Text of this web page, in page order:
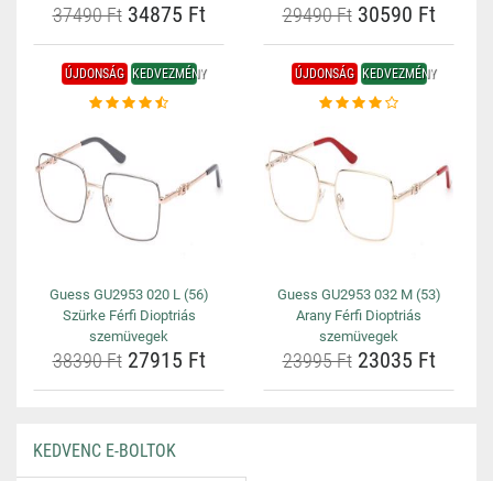
37490 Ft34875 Ft 29490 Ft30590 Ft
ÚJDONSÁG KEDVEZMÉNY
Guess GU2953 020 L (56)
Szürke Férfi Dioptriás
szemüvegek
38390 Ft27915 Ft
ÚJDONSÁG KEDVEZMÉNY
Guess GU2953 032 M (53)
Arany Férfi Dioptriás
szemüvegek
23995 Ft23035 Ft
KEDVENC E-BOLTOK